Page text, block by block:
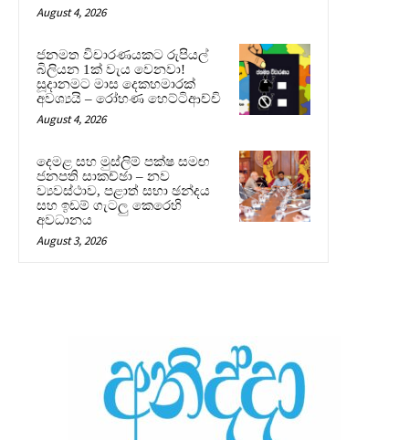
August 4, 2026
ජනමත විචාරණයකට රුපියල්
බිලියන 1ක් වැය වෙනවා!
සූදානමට මාස දෙකහමාරක්
අවශ්‍යයි – රෝහණ හෙට්ටිආච්චි
August 4, 2026
දෙමළ සහ මුස්ලිම් පක්ෂ සමඟ
ජනපති සාකච්ඡා – නව
ව්‍යවස්ථාව, පළාත් සභා ඡන්දය
සහ ඉඩම් ගැටලු කෙරෙහි
අවධානය
August 3, 2026